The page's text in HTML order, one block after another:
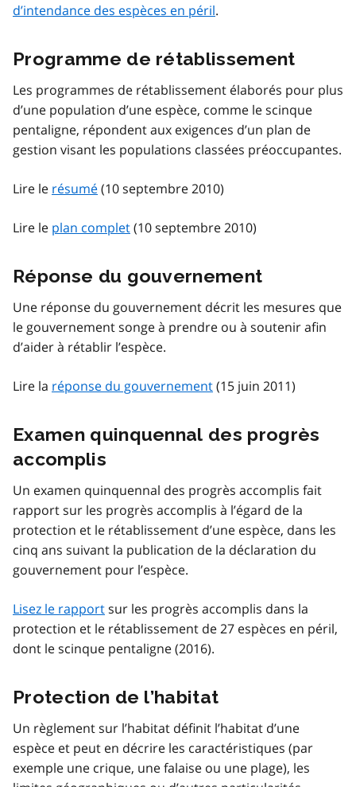
d’intendance des espèces en péril.
Programme de rétablissement
Les programmes de rétablissement élaborés pour plus
d’une population d’une espèce, comme le scinque
pentaligne, répondent aux exigences d’un plan de
gestion visant les populations classées préoccupantes.
Lire le résumé(10 septembre 2010)
Lire le plan complet(10 septembre 2010)
Réponse du gouvernement
Une réponse du gouvernement décrit les mesures que
le gouvernement songe à prendre ou à soutenir afin
d’aider à rétablir l’espèce.
Lire la réponse du gouvernement(15 juin 2011)
Examen quinquennal des progrès
accomplis
Un examen quinquennal des progrès accomplis fait
rapport sur les progrès accomplis à l’égard de la
protection et le rétablissement d’une espèce, dans les
cinq ans suivant la publication de la déclaration du
gouvernement pour l’espèce.
Lisez le rapportsur les progrès accomplis dans la
protection et le rétablissement de 27 espèces en péril,
dont le scinque pentaligne (2016).
Protection de l’habitat
Un règlement sur l’habitat définit l’habitat d’une
espèce et peut en décrire les caractéristiques (par
exemple une crique, une falaise ou une plage), les